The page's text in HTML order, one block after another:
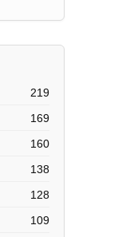
219
169
160
138
128
109